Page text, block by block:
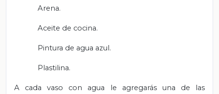
Arena.
Aceite de cocina.
Pintura de agua azul.
Plastilina.
A cada vaso con agua le agregarás una de las